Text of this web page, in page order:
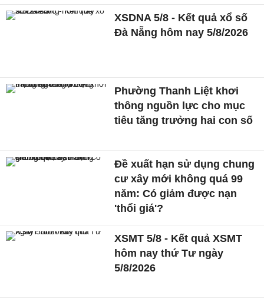
XSDNA 5/8 - Kết quả xổ số
Đà Nẵng hôm nay 5/8/2026
Phường Thanh Liệt khơi
thông nguồn lực cho mục
tiêu tăng trưởng hai con số
Đề xuất hạn sử dụng chung
cư xây mới không quá 99
năm: Có giảm được nạn
'thổi giá'?
XSMT 5/8 - Kết quả XSMT
hôm nay thứ Tư ngày
5/8/2026